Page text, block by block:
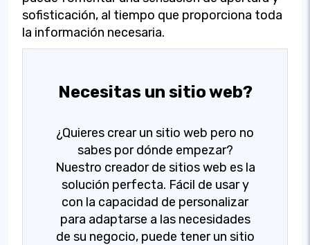
sofisticación, al tiempo que proporciona toda
la información necesaria.
Necesitas un sitio web?
¿Quieres crear un sitio web pero no
sabes por dónde empezar?
Nuestro creador de sitios web es la
solución perfecta. Fácil de usar y
con la capacidad de personalizar
para adaptarse a las necesidades
de su negocio, puede tener un sitio